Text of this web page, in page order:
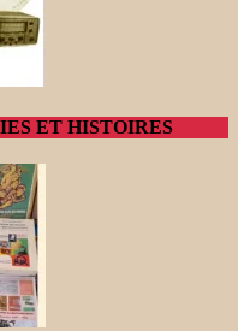
ET HISTOIRES